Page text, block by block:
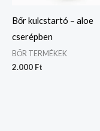
Bőr kulcstartó – aloe
cserépben
BŐR TERMÉKEK
2.000 Ft